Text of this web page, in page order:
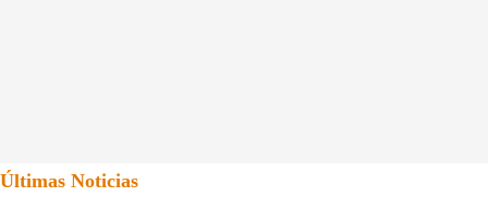
Últimas Noticias